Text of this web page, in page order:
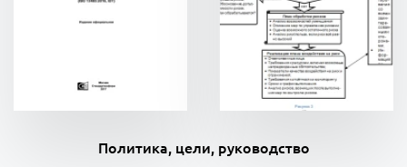
Политика, цели, руководство